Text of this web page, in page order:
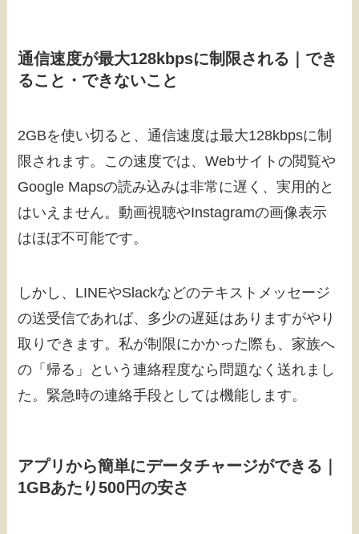
通信速度が最大128kbpsに制限される｜でき
ること・できないこと
2GBを使い切ると、通信速度は最大128kbpsに制
限されます。この速度では、Webサイトの閲覧や
Google Mapsの読み込みは非常に遅く、実用的と
はいえません。動画視聴やInstagramの画像表示
はほぼ不可能です。
しかし、LINEやSlackなどのテキストメッセージ
の送受信であれば、多少の遅延はありますがやり
取りできます。私が制限にかかった際も、家族へ
の「帰る」という連絡程度なら問題なく送れまし
た。緊急時の連絡手段としては機能します。
アプリから簡単にデータチャージができる｜
1GBあたり500円の安さ